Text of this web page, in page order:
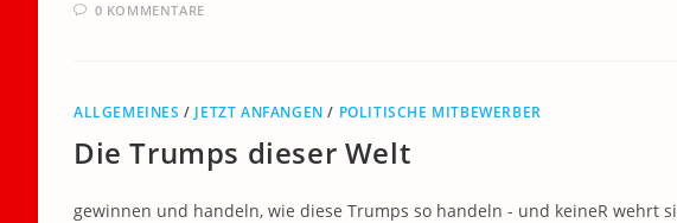
0 KOMMENTARE
ALLGEMEINES / JETZT ANFANGEN / POLITISCHE MITBEWERBER
Die Trumps dieser Welt
gewinnen und handeln, wie diese Trumps so handeln - und keineR wehrt